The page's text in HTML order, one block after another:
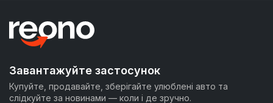
Завантажуйте застосунок
Купуйте, продавайте, зберігайте улюблені авто та
слідкуйте за новинами — коли і де зручно.